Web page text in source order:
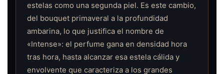
estelas como una segunda piel. Es este cambio,
del bouquet primaveral a la profundidad
ambarina, lo que justifica el nombre de
«Intense»: el perfume gana en densidad hora
tras hora, hasta alcanzar esa estela cálida y
envolvente que caracteriza a los grandes